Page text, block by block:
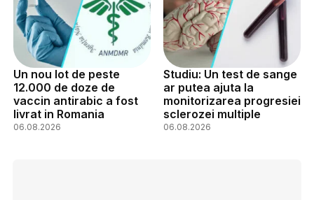
Un nou lot de peste
12.000 de doze de
vaccin antirabic a fost
livrat in Romania
06.08.2026
Studiu: Un test de sange
ar putea ajuta la
monitorizarea progresiei
sclerozei multiple
06.08.2026